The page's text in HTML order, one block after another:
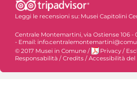
Leggi le recensioni su: Musei Capitolini
Centrale Montemartini, via Ostiense 106 -
- Email:
© 2017 Musei in Comune / Privacy /
Responsabilità / Credits / Accessibilità